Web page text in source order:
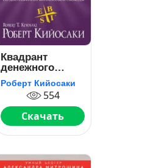
Квадрант
денежного
потока
Роберт Кийосаки
554
Скачать